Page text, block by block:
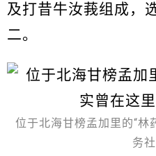
及打昔牛汝莪组成，
二。
位于北海甘榜孟加里的“林
务社